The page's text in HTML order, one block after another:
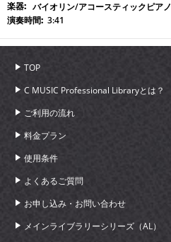
バイオリン/アコースティックピアノ
3:41
TOP
C MUSIC Professional Libraryとは？
ご利用の流れ
料金プラン
使用条件
よくあるご質問
お申し込み・お問い合わせ
メインライブラリーシリーズ（AL）